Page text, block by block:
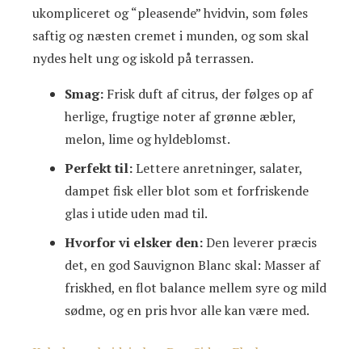
ukompliceret og “pleasende” hvidvin, som føles
saftig og næsten cremet i munden, og som skal
nydes helt ung og iskold på terrassen.
Smag: Frisk duft af citrus, der følges op af
herlige, frugtige noter af grønne æbler,
melon, lime og hyldeblomst.
Perfekt til:Lettere anretninger, salater,
dampet fisk eller blot som et forfriskende
glas i utide uden mad til.
Hvorfor vi elsker den:Den leverer præcis
det, en god Sauvignon Blanc skal: Masser af
friskhed, en flot balance mellem syre og mild
sødme, og en pris hvor alle kan være med.